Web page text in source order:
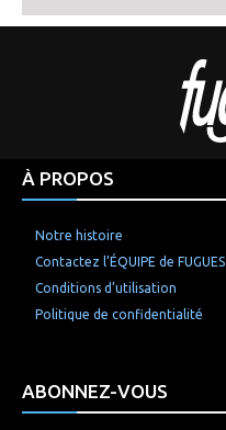
À PROPOS
Notre histoire
Contactez l’ÉQUIPE de FUGUES
Conditions d’utilisation
Politique de confidentialité
ABONNEZ-VOUS